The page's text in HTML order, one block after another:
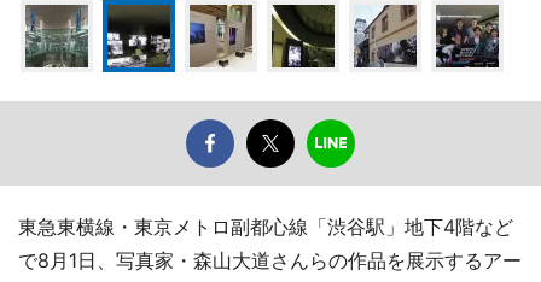
東急東横線・東京メトロ副都心線「渋谷駅」地下4階など
で8月1日、写真家・森山大道さんらの作品を展示するアー